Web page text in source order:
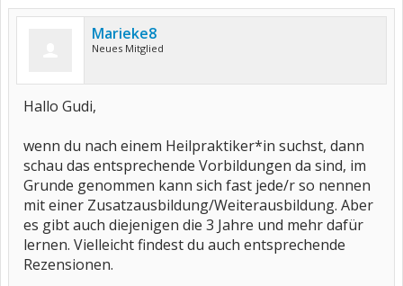
Marieke8
Neues Mitglied
Hallo Gudi,
wenn du nach einem Heilpraktiker*in suchst, dann
schau das entsprechende Vorbildungen da sind, im
Grunde genommen kann sich fast jede/r so nennen
mit einer Zusatzausbildung/Weiterausbildung. Aber
es gibt auch diejenigen die 3 Jahre und mehr dafür
lernen. Vielleicht findest du auch entsprechende
Rezensionen.